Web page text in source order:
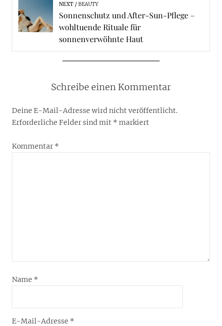
NEXT BEAUTY
Sonnenschutz und After-Sun-Pflege –
wohltuende Rituale für
sonnenverwöhnte Haut
Schreibe einen Kommentar
Deine E-Mail-Adresse wird nicht veröffentlicht.
Erforderliche Felder sind mit * markiert
Kommentar *
Name *
E-Mail-Adresse *